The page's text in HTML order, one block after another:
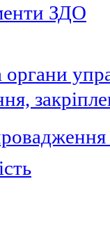
ЗДО